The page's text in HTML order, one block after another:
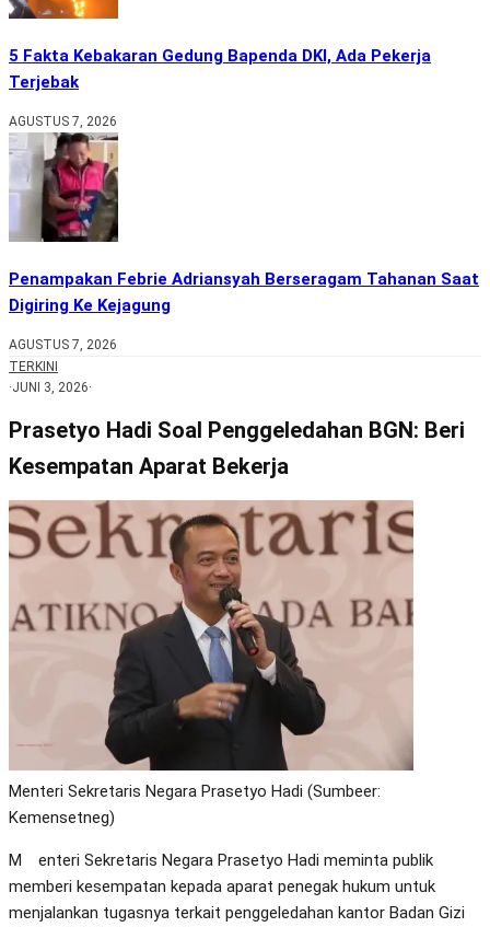
5 Fakta Kebakaran Gedung Bapenda DKI, Ada Pekerja
Terjebak
AGUSTUS 7, 2026
Penampakan Febrie Adriansyah Berseragam Tahanan Saat
Digiring Ke Kejagung
AGUSTUS 7, 2026
TERKINI
·JUNI 3, 2026·
Prasetyo Hadi Soal Penggeledahan BGN: Beri
Kesempatan Aparat Bekerja
Menteri Sekretaris Negara Prasetyo Hadi (Sumbeer:
Kemensetneg)
Menteri Sekretaris Negara Prasetyo Hadi meminta publik
memberi kesempatan kepada aparat penegak hukum untuk
menjalankan tugasnya terkait penggeledahan kantor Badan Gizi